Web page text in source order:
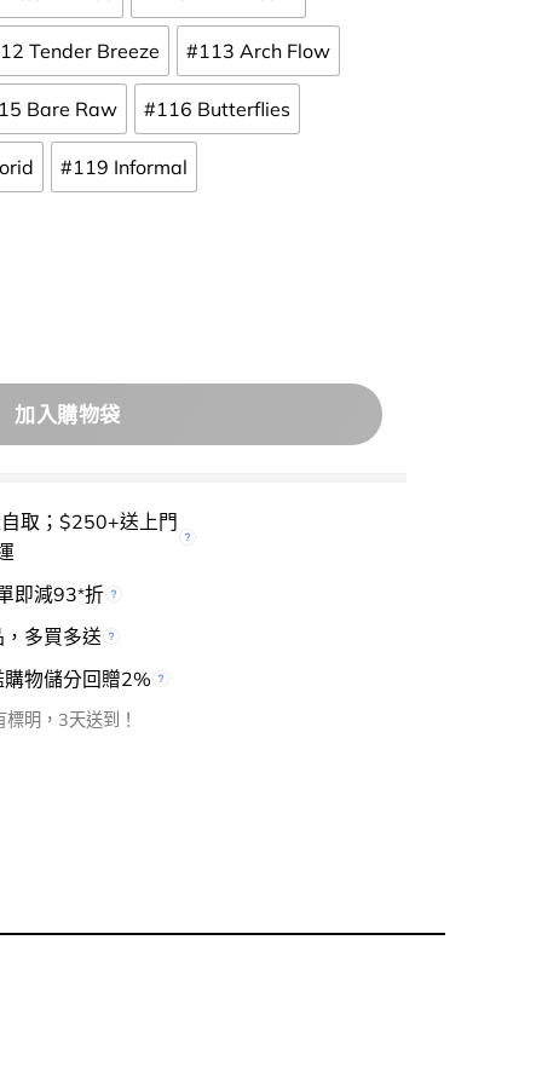
Tender Breeze #113 Arch Flow
Bare Raw #116 Butterflies
#119 Informal
加入購物袋
取；$250+送上門
即減93*折
多買多送
物儲分回贈2%
明，3天送到！